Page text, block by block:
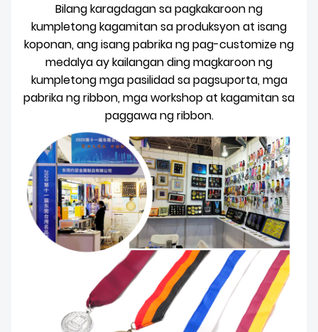
Bilang karagdagan sa pagkakaroon ng
kumpletong kagamitan sa produksyon at isang
koponan, ang isang pabrika ng pag-customize ng
medalya ay kailangan ding magkaroon ng
kumpletong mga pasilidad sa pagsuporta, mga
pabrika ng ribbon, mga workshop at kagamitan sa
paggawa ng ribbon.